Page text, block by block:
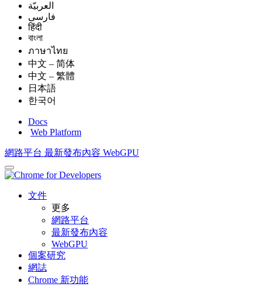
العربيّة
فارسی
हिंदी
বাংলা
ภาษาไทย
中文 – 简体
中文 – 繁體
日本語
한국어
Docs
Web Platform
網路平台 最新發布內容 WebGPU
文件
更多
網路平台
最新發布內容
WebGPU
個案研究
網誌
Chrome 新功能